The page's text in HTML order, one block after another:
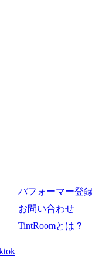
パフォーマー登
お問い合わせ
TintRoomとは？